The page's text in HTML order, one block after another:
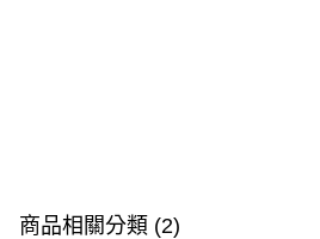
商品相關分類 (2)